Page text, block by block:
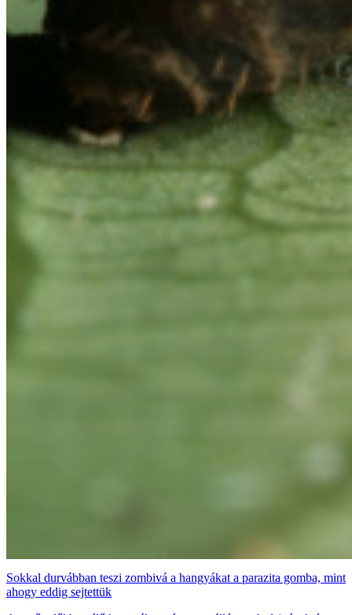
Sokkal durvábban teszi zombivá a hangyákat a parazita gomba, mint
ahogy eddig sejtettük